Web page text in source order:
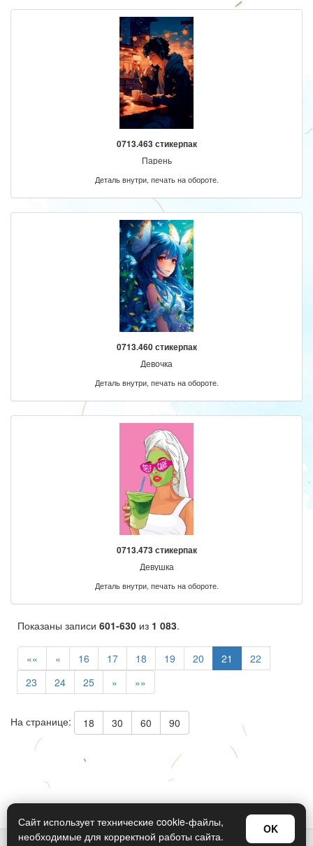
0713.463 стикерпак
Парень
Деталь внутри, печать на обороте.
0713.460 стикерпак
Девочка
Деталь внутри, печать на обороте.
0713.473 стикерпак
Девушка
Деталь внутри, печать на обороте.
Показаны записи 601-630 из 1 083.
«« « 16 17 18 19 20 21
22
23
24 25 » »»
На странице: 18 30 60 90
Сайт использует технические cookie-файлы,
необходимые для корректной работы сайта.
OK